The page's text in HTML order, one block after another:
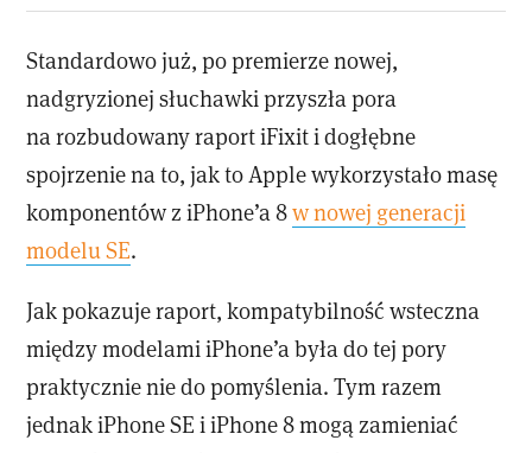
Standardowo już, po premierze nowej,
nadgryzionej słuchawki przyszła pora
na rozbudowany raport iFixit i dogłębne
spojrzenie na to, jak to Apple wykorzystało masę
komponentów z iPhone’a 8w nowej generacji
modelu SE.
Jak pokazuje raport, kompatybilność wsteczna
między modelami iPhone’a była do tej pory
praktycznie nie do pomyślenia. Tym razem
jednak iPhone SE i iPhone 8 mogą zamieniać